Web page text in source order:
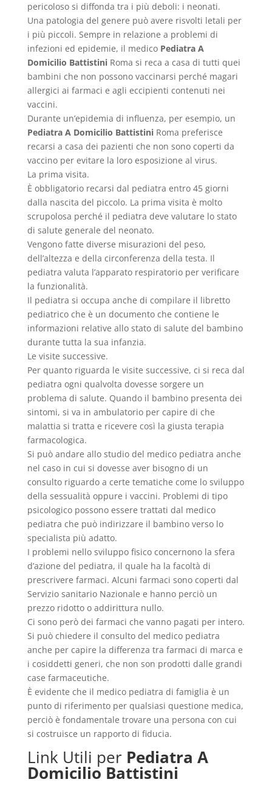
pericoloso si diffonda tra i più deboli: i neonati.
Una patologia del genere può avere risvolti letali per
i più piccoli. Sempre in relazione a problemi di
infezioni ed epidemie, il medico Pediatra A
Domicilio BattistiniRoma si reca a casa di tutti quei
bambini che non possono vaccinarsi perché magari
allergici ai farmaci e agli eccipienti contenuti nei
vaccini.
Durante un’epidemia di influenza, per esempio, un
Pediatra A Domicilio BattistiniRoma preferisce
recarsi a casa dei pazienti che non sono coperti da
vaccino per evitare la loro esposizione al virus.
La prima visita.
È obbligatorio recarsi dal pediatra entro 45 giorni
dalla nascita del piccolo. La prima visita è molto
scrupolosa perché il pediatra deve valutare lo stato
di salute generale del neonato.
Vengono fatte diverse misurazioni del peso,
dell’altezza e della circonferenza della testa. Il
pediatra valuta l’apparato respiratorio per verificare
la funzionalità.
Il pediatra si occupa anche di compilare il libretto
pediatrico che è un documento che contiene le
informazioni relative allo stato di salute del bambino
durante tutta la sua infanzia.
Le visite successive.
Per quanto riguarda le visite successive, ci si reca dal
pediatra ogni qualvolta dovesse sorgere un
problema di salute. Quando il bambino presenta dei
sintomi, si va in ambulatorio per capire di che
malattia si tratta e ricevere così la giusta terapia
farmacologica.
Si può andare allo studio del medico pediatra anche
nel caso in cui si dovesse aver bisogno di un
consulto riguardo a certe tematiche come lo sviluppo
della sessualità oppure i vaccini. Problemi di tipo
psicologico possono essere trattati dal medico
pediatra che può indirizzare il bambino verso lo
specialista più adatto.
I problemi nello sviluppo fisico concernono la sfera
d’azione del pediatra, il quale ha la facoltà di
prescrivere farmaci. Alcuni farmaci sono coperti dal
Servizio sanitario Nazionale e hanno perciò un
prezzo ridotto o addirittura nullo.
Ci sono però dei farmaci che vanno pagati per intero.
Si può chiedere il consulto del medico pediatra
anche per capire la differenza tra farmaci di marca e
i cosiddetti generi, che non son prodotti dalle grandi
case farmaceutiche.
È evidente che il medico pediatra di famiglia è un
punto di riferimento per qualsiasi questione medica,
perciò è fondamentale trovare una persona con cui
si costruisce un rapporto di fiducia.
Link Utili per Pediatra A
Domicilio Battistini